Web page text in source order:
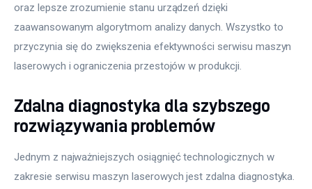
oraz lepsze zrozumienie stanu urządzeń dzięki
zaawansowanym algorytmom analizy danych. Wszystko to
przyczynia się do zwiększenia efektywności serwisu maszyn
laserowych i ograniczenia przestojów w produkcji.
Zdalna diagnostyka dla szybszego
rozwiązywania problemów
Jednym z najważniejszych osiągnięć technologicznych w
zakresie serwisu maszyn laserowych jest zdalna diagnostyka.